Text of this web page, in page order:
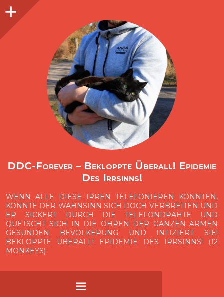
O
p
e
n
i
d
e
b
a
DDC-Forever – Bekloppte Überall! Epidemie
Des Irrsinns!
WENN ALLE DIESE IRREN TELEFONIEREN KÖNNTEN,
KÖNNTE DER WAHNSINN SICH DOCH VERBREITEN UND
ER SICKERT DURCH DIE TELEFONDRÄHTE UND
QUETSCHT SICH IN DIE OHREN DER GANZEN ARMEN
GESUNDEN BEVÖLKERUNG UND INFIZIERT SIE!
BEKLOPPTE ÜBERALL! EPIDEMIE DES IRRSINNS! (12
MONKEYS)
MENÜ
Seitenleiste